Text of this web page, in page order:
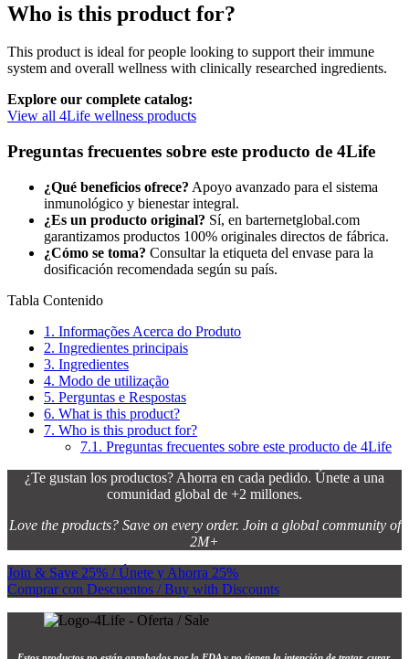
Who is this product for?
This product is ideal for people looking to support their immune
system and overall wellness with clinically researched ingredients.
Explore our complete catalog:
View all 4Life wellness products
Preguntas frecuentes sobre este producto de 4Life
¿Qué beneficios ofrece? Apoyo avanzado para el sistema
inmunológico y bienestar integral.
¿Es un producto original? Sí, en barternetglobal.com
garantizamos productos 100% originales directos de fábrica.
¿Cómo se toma? Consultar la etiqueta del envase para la
dosificación recomendada según su país.
Tabla Contenido
1. Informações Acerca do Produto
2. Ingredientes principais
3. Ingredientes
4. Modo de utilização
5. Perguntas e Respostas
6. What is this product?
7. Who is this product for?
7.1. Preguntas frecuentes sobre este producto de 4Life
¿Te gustan los productos? Ahorra en cada pedido. Únete a una
comunidad global de +2 millones.
Love the products? Save on every order. Join a global community of
2M+
Join & Save 25% / Únete y Ahorra 25%
Comprar con Descuentos / Buy with Discounts